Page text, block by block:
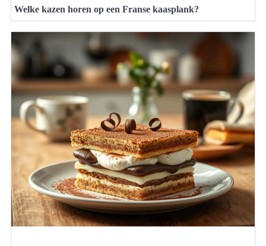
Welke kazen horen op een Franse kaasplank?